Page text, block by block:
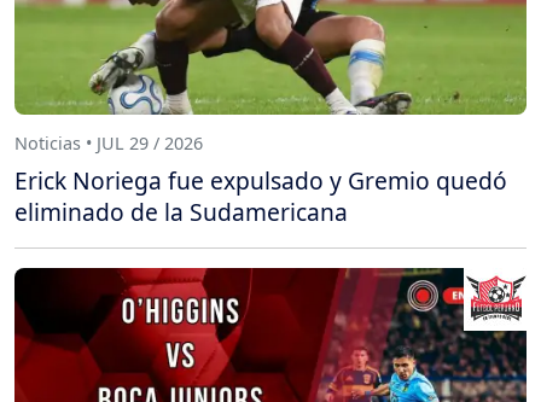
Noticias • JUL 29 / 2026
Erick Noriega fue expulsado y Gremio quedó
eliminado de la Sudamericana